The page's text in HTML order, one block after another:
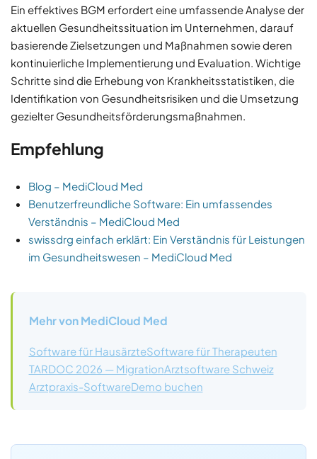
Ein effektives BGM erfordert eine umfassende Analyse der
aktuellen Gesundheitssituation im Unternehmen, darauf
basierende Zielsetzungen und Maßnahmen sowie deren
kontinuierliche Implementierung und Evaluation. Wichtige
Schritte sind die Erhebung von Krankheitsstatistiken, die
Identifikation von Gesundheitsrisiken und die Umsetzung
gezielter Gesundheitsförderungsmaßnahmen.
Empfehlung
Blog – MediCloud Med
Benutzerfreundliche Software: Ein umfassendes
Verständnis – MediCloud Med
swissdrg einfach erklärt: Ein Verständnis für Leistungen
im Gesundheitswesen – MediCloud Med
Mehr von MediCloud Med
Software für HausärzteSoftware für Therapeuten
TARDOC 2026 — MigrationArztsoftware Schweiz
Arztpraxis-SoftwareDemo buchen